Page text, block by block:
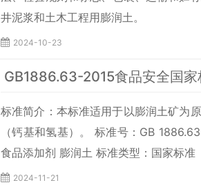
井泥浆和土木工程用膨润土。
2024-10-23
GB1886.63-2015食品安全国家
标准简介：本标准适用于以膨润土矿为
（钙基和氢基）。 标准号：GB
食品添加剂 膨润土 标准类型：国家标准
2024-11-21